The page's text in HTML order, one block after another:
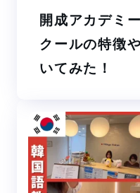
開成アカデミ
クールの特徴
いてみた！